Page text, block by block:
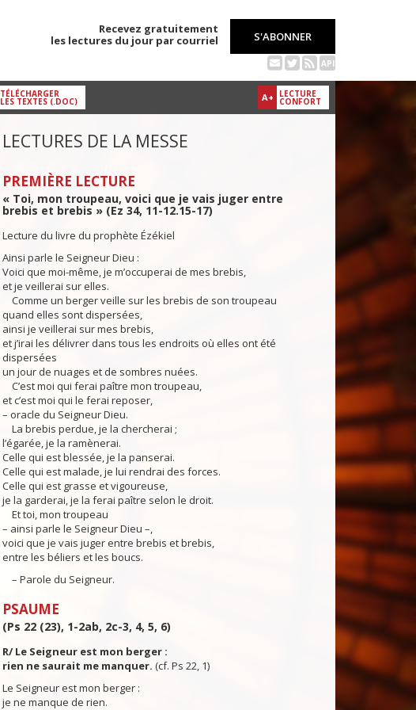
Recevez gratuitement
les lectures du jour par courriel
S'ABONNER
API
A+ LECTURE
CONFORT
TÉLÉCHARGER
LES TEXTES (.DOC)
LECTURES DE LA MESSE
PREMIÈRE LECTURE
« Toi, mon troupeau, voici que je vais juger entre
brebis et brebis » (Ez 34, 11-12.15-17)
Lecture du livre du prophète Ézékiel
Ainsi parle le Seigneur Dieu :
Voici que moi-même, je m’occuperai de mes brebis,
et je veillerai sur elles.
Comme un berger veille sur les brebis de son troupeau
quand elles sont dispersées,
ainsi je veillerai sur mes brebis,
et j’irai les délivrer dans tous les endroits où elles ont été
dispersées
un jour de nuages et de sombres nuées.
C’est moi qui ferai paître mon troupeau,
et c’est moi qui le ferai reposer,
– oracle du Seigneur Dieu.
La brebis perdue, je la chercherai ;
l’égarée, je la ramènerai.
Celle qui est blessée, je la panserai.
Celle qui est malade, je lui rendrai des forces.
Celle qui est grasse et vigoureuse,
je la garderai, je la ferai paître selon le droit.
Et toi, mon troupeau
– ainsi parle le Seigneur Dieu –,
voici que je vais juger entre brebis et brebis,
entre les béliers et les boucs.
– Parole du Seigneur.
PSAUME
(Ps 22 (23), 1-2ab, 2c-3, 4, 5, 6)
R/ Le Seigneur est mon berger :
rien ne saurait me manquer. (cf. Ps 22, 1)
Le Seigneur est mon berger :
je ne manque de rien.